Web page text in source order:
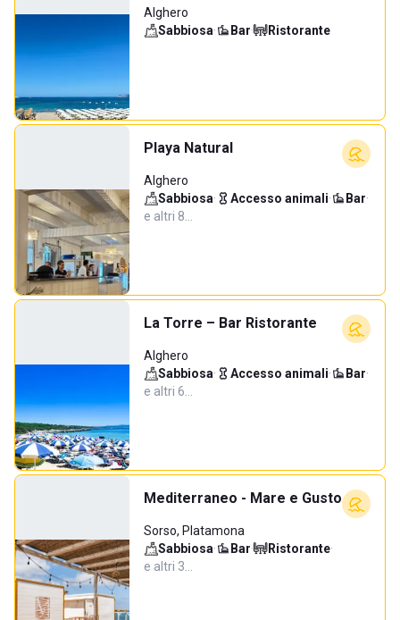
Alghero
Sabbiosa· Bar· Ristorante
Playa Natural
Alghero
Sabbiosa· Accesso animali· Bar·
e altri 8…
La Torre – Bar Ristorante
Alghero
Sabbiosa· Accesso animali· Bar·
e altri 6…
Mediterraneo - Mare e Gusto
Sorso, Platamona
Sabbiosa· Bar· Ristorante·
e altri 3…